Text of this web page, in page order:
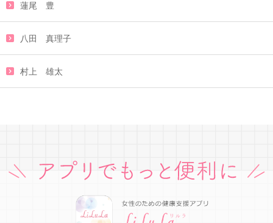
蓮尾 豊
八田 真理子
村上 雄太